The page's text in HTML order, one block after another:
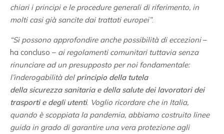
chiari i principi e le procedure generali di riferimento, in
molti casi già sancite dai trattati europei”.
“Si possono approfondire anche possibilità di eccezioni–
ha concluso – ai regolamenti comunitari tuttavia senza
rinunciare ad un presupposto per noi fondamentale:
l’inderogabilità del principio della tutela
della sicurezza sanitaria e della salute dei lavoratori dei
trasporti e degli utenti. Voglio ricordare che in Italia,
quando è scoppiata la pandemia, abbiamo costruito linee
guida in grado di garantire una vera protezione agli